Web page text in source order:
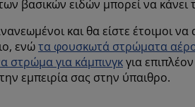
βασικών ειδών μπορεί να κάνει
και θα είστε έτοιμοι
ενώτα φουσκωτά στρώματα
στρώμα για κάμπινγκγια
εμπειρία σας στην ύπαιθρο.